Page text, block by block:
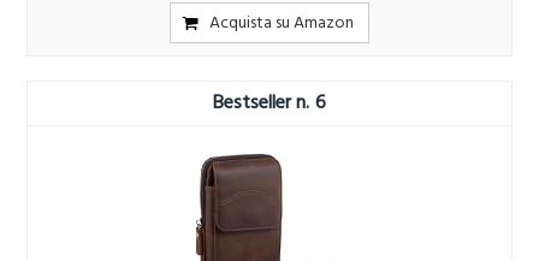
Acquista su Amazon
6